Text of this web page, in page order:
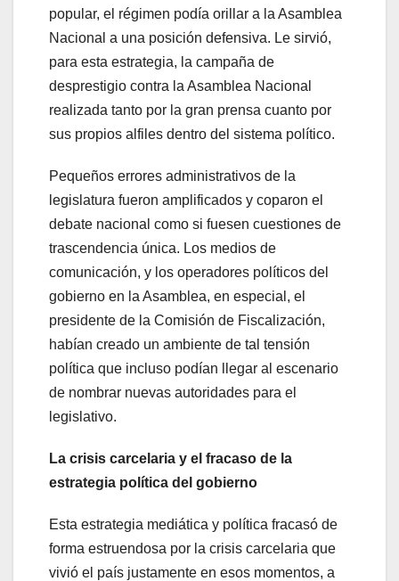
popular, el régimen podía orillar a la Asamblea
Nacional a una posición defensiva. Le sirvió,
para esta estrategia, la campaña de
desprestigio contra la Asamblea Nacional
realizada tanto por la gran prensa cuanto por
sus propios alfiles dentro del sistema político.
Pequeños errores administrativos de la
legislatura fueron amplificados y coparon el
debate nacional como si fuesen cuestiones de
trascendencia única. Los medios de
comunicación, y los operadores políticos del
gobierno en la Asamblea, en especial, el
presidente de la Comisión de Fiscalización,
habían creado un ambiente de tal tensión
política que incluso podían llegar al escenario
de nombrar nuevas autoridades para el
legislativo.
La crisis carcelaria y el fracaso de la
estrategia política del gobierno
Esta estrategia mediática y política fracasó de
forma estruendosa por la crisis carcelaria que
vivió el país justamente en esos momentos, a